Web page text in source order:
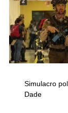
Simulacro
Dade